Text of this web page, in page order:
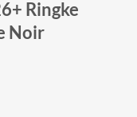
Ringke
Noir